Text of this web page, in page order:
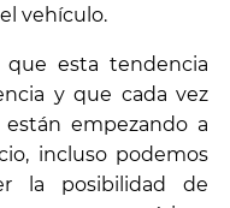
vehículo.
esta tendencia
y que cada vez
empezando a
incluso podemos
la posibilidad de